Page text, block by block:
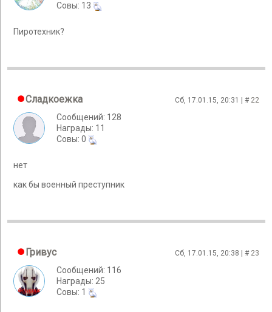
Cовы: 13
Пиротехник?
Сладкоежка Сб, 17.01.15, 20:31 | # 22
Сообщений: 128
Награды: 11
Cовы: 0
нет
как бы военный преступник
Гривус Сб, 17.01.15, 20:38 | # 23
Сообщений: 116
Награды: 25
Cовы: 1